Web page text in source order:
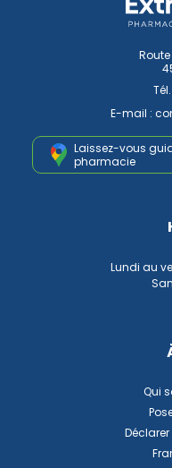
E-mail :
Laissez-vous
pharmacie
Lundi au
Qui